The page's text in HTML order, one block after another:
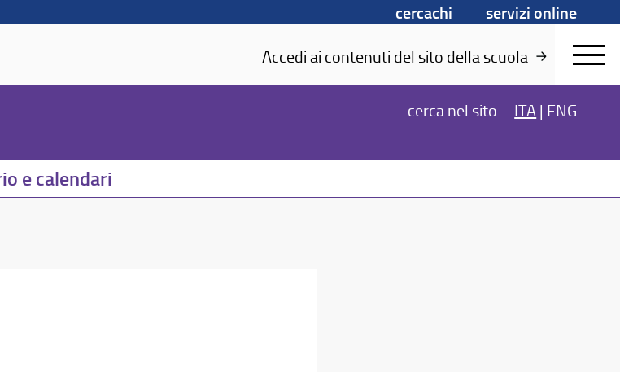
cercachi
servizi online
Accedi ai contenuti del sito della scuola
cerca nel sito ITA | ENG
e calendari